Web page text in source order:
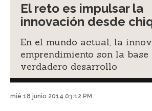
El reto es impulsar la
innovación desde
En el mundo actual, la
emprendimiento son la base
verdadero desarrollo
mié 18 junio 2014 03:12 PM